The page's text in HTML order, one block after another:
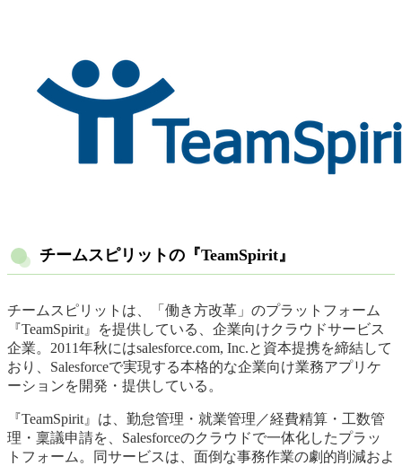
チームスピリットの『TeamSpirit』
チームスピリットは、「働き方改革」のプラットフォーム
『TeamSpirit』を提供している、企業向けクラウドサービス
企業。2011年秋にはsalesforce.com, Inc.と資本提携を締結して
おり、Salesforceで実現する本格的な企業向け業務アプリケ
ーションを開発・提供している。
『TeamSpirit』は、勤怠管理・就業管理／経費精算・工数管
理・稟議申請を、Salesforceのクラウドで一体化したプラッ
トフォーム。同サービスは、面倒な事務作業の劇的削減およ